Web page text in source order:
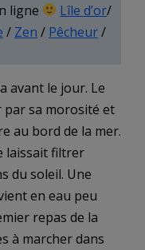
ligne
Lîle d’or/
/ Zen / Pêcheur/
avant le jour. Le
par sa morosité et
au bord de la mer.
laissait filtrer
du soleil. Une
en eau peu
repas de la
à marcher dans